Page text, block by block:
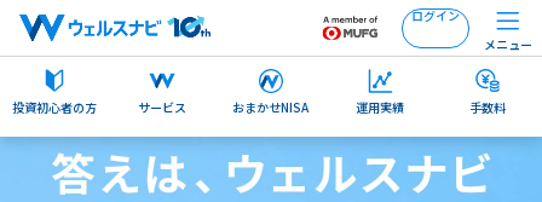
ログイン
メニュー
投資初心者の方 サービス おまかせNISA 運用実績 手数料